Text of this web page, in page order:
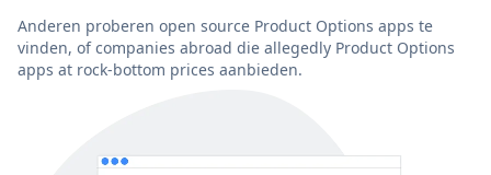
Anderen proberen open source Product Options apps te
vinden, of companies abroad die allegedly Product Options
apps at rock-bottom prices aanbieden.